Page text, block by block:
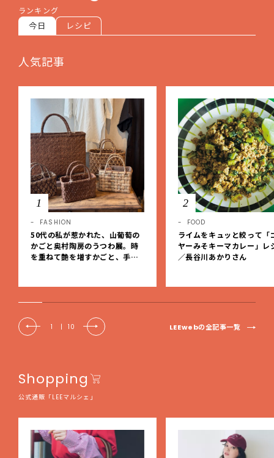
ランキング
今日 レシピ
人気記事
1
FASHION
50代の私が惹かれた、山葡萄の
かごと奥村陶房のうつわ展。時
を重ねて艶を増すかごと、手仕
2
FOOD
ライムをキュッと絞って「
ヤーみそキーマカレー」レ
／長谷川あかりさん
1 | 10 LEEwebの全記事一覧
Shopping
公式通販「LEEマルシェ」